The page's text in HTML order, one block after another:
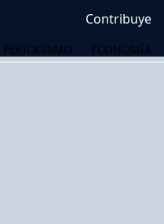
Contribuye
PERIODISMO ECONOMÍA